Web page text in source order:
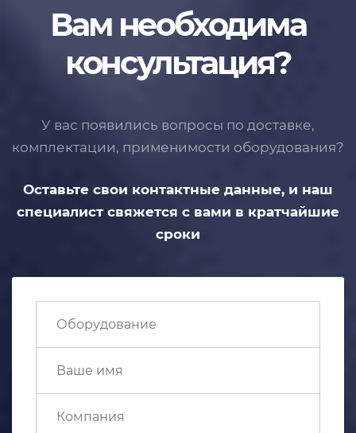
Вам необходима
консультация?
У вас появились вопросы по доставке,
комплектации, применимости оборудования?
Оставьте свои контактные данные, и наш
специалист свяжется с вами в кратчайшие
сроки